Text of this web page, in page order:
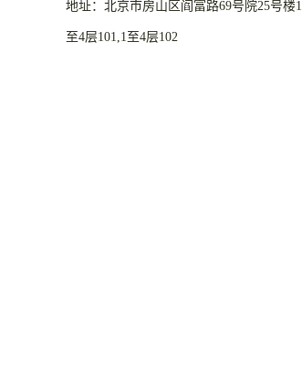
地址：北京市房山区阎富路69号院25号楼1
至4层101,1至4层102